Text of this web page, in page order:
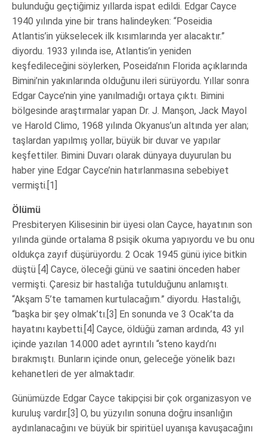
bulunduğu geçtiğimiz yıllarda ispat edildi. Edgar Cayce
1940 yılında yine bir trans halindeyken: “Poseidia
Atlantis’in yükselecek ilk kısımlarında yer alacaktır.”
diyordu. 1933 yılında ise, Atlantis’in yeniden
keşfedileceğini söylerken, Poseida’nın Florida açıklarında
Bimini’nin yakınlarında olduğunu ileri sürüyordu. Yıllar sonra
Edgar Cayce’nin yine yanılmadığı ortaya çıktı. Bimini
bölgesinde araştırmalar yapan Dr. J. Manşon, Jack Mayol
ve Harold Climo, 1968 yılında Okyanus’un altında yer alan;
taşlardan yapılmış yollar, büyük bir duvar ve yapılar
keşfettiler. Bimini Duvarı olarak dünyaya duyurulan bu
haber yine Edgar Cayce’nin hatırlanmasına sebebiyet
vermişti.[1]
Ölümü
Presbiteryen Kilisesinin bir üyesi olan Cayce, hayatının son
yılında günde ortalama 8 psişik okuma yapıyordu ve bu onu
oldukça zayıf düşürüyordu. 2 Ocak 1945 günü iyice bitkin
düştü [4] Cayce, öleceği günü ve saatini önceden haber
vermişti. Çaresiz bir hastalığa tutulduğunu anlamıştı.
“Akşam 5’te tamamen kurtulacağım.” diyordu. Hastalığı,
“başka bir şey olmak’tı.[3] En sonunda ve 3 Ocak’ta da
hayatını kaybetti.[4] Cayce, öldüğü zaman ardında, 43 yıl
içinde yazılan 14.000 adet ayrıntılı “steno kaydı’nı
bırakmıştı. Bunların içinde onun, geleceğe yönelik bazı
kehanetleri de yer almaktadır.
Günümüzde Edgar Cayce takipçisi bir çok organizasyon ve
kuruluş vardır.[3] O, bu yüzyılın sonuna doğru insanlığın
aydınlanacağını ve büyük bir spiritüel uyanışa kavuşacağını